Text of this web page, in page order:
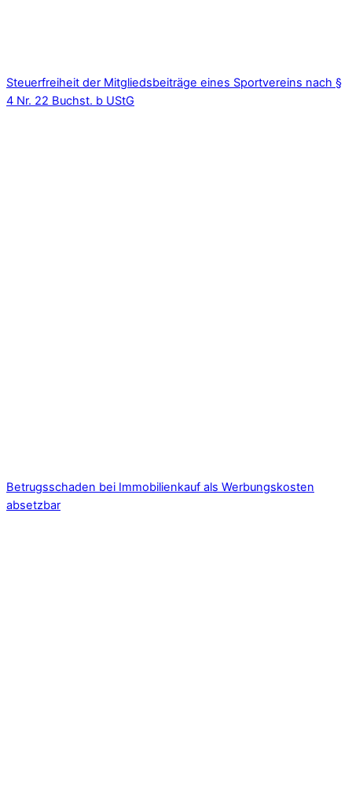
Steuerfreiheit der Mitgliedsbeiträge eines Sportvereins nach §
4 Nr. 22 Buchst. b UStG
Betrugsschaden bei Immobilienkauf als Werbungskosten
absetzbar